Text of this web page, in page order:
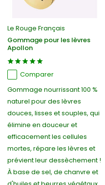
Le Rouge Français
Gommage pour les lèvres
Apollon
Comparer
Gommage nourrissant 100 %
naturel pour des lèvres
douces, lisses et souples, qui
élimine en douceur et
efficacement les cellules
mortes, répare les lèvres et
prévient leur dessèchement !
À base de sel, de chanvre et